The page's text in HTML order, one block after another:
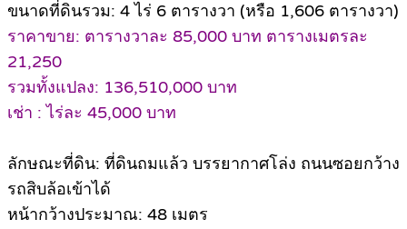
ขนาดที่ดินรวม: 4 ไร่ 6 ตารางวา (หรือ 1,606 ตารางวา)
ราคาขาย: ตารางวาละ 85,000 บาท ตารางเมตรละ
21,250
รวมทั้งแปลง: 136,510,000 บาท
เช่า : ไร่ละ 45,000 บาท
ลักษณะที่ดิน: ที่ดินถมแล้ว บรรยากาศโล่ง ถนนซอยกว้าง
รถสิบล้อเข้าได้
หน้ากว้างประมาณ: 48 เมตร